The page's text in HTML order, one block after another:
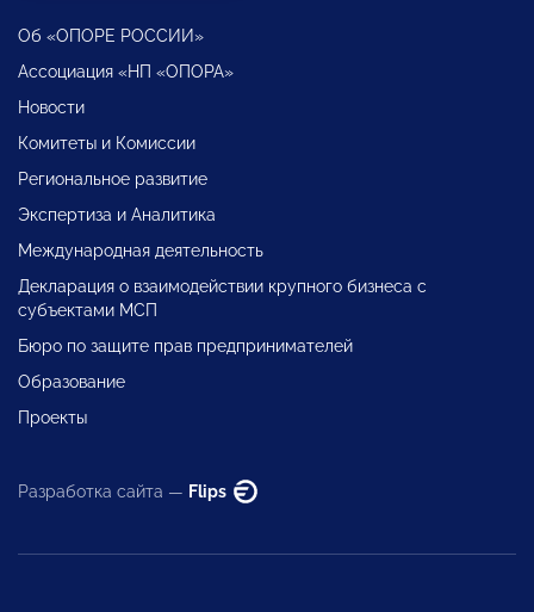
Об «ОПОРЕ РОССИИ»
Ассоциация «НП «ОПОРА»
Новости
Комитеты и Комиссии
Региональное развитие
Экспертиза и Аналитика
Международная деятельность
Декларация о взаимодействии крупного бизнеса с
субъектами МСП
Бюро по защите прав предпринимателей
Образование
Проекты
Разработка сайта — Flips